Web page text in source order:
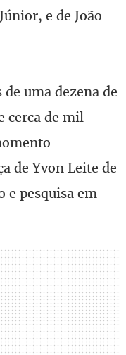
e de João
uma dezena de
cerca de mil
de Yvon Leite de
e pesquisa em